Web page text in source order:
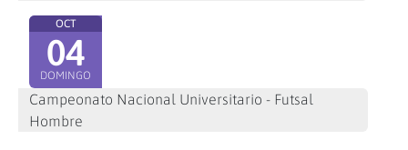
OCT
04
DOMINGO
Campeonato Nacional Universitario - Futsal
Hombre